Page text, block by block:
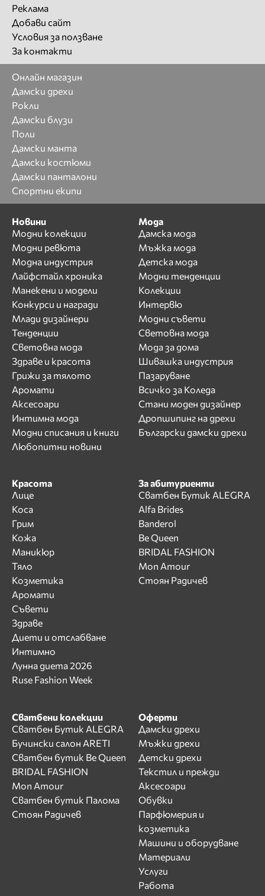
Реклама
Добави сайт
Условия за ползване
За контакти
Онлайн магазин
Дамски дрехи
Рокли
Дамски блузи
Поли
Дамски манта
Дамски костюми
Дамски панталони
Спортни екипи
Новини
Модни колекции
Модни ревюта
Модна индустрия
Лайфстайл хроника
Манекени и модели
Конкурси и награди
Млади дизайнери
Тенденции
Световна мода
Здраве и красота
Грижи за тялото
Аромати
Аксесоари
Интимна мода
Модни списания и книги
Любопитни новини
Мода
Дамска мода
Мъжка мода
Детска мода
Модни тенденции
Колекции
Интервю
Модни съвети
Световна мода
Мода за дома
Шивашка индустрия
Пазаруване
Всичко за Коледа
Стани моден дизайнер
Дропшипинг на дрехи
Български дамски дрехи
Красота
Лице
Коса
Грим
Кожа
Маникюр
Тяло
Козметика
Аромати
Съвети
Здраве
Диети и отслабване
Интимно
Лунна диета 2026
Ruse Fashion Week
За абитуриенти
Сватбен Бутик ALEGRA
Alfa Brides
Banderol
Be Queen
BRIDAL FASHION
Mon Amour
Стоян Радичев
Сватбени колекции
Сватбен Бутик ALEGRA
Бучински салон ARETI
Сватбен бутик Be Queen
BRIDAL FASHION
Mon Amour
Сватбен бутик Палома
Стоян Радичев
Оферти
Дамски дрехи
Мъжки дрехи
Детски дрехи
Текстил и прежди
Аксесоари
Обувки
Парфюмерия и
козметика
Машини и оборудване
Материали
Услуги
Работа